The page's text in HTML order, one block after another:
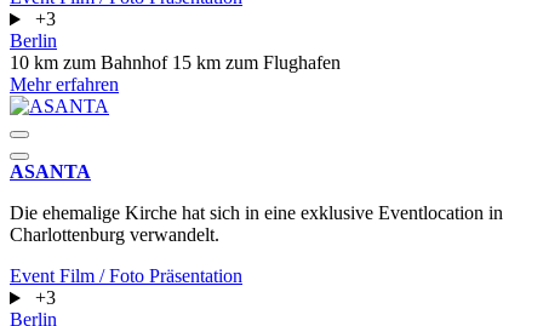
+3
Berlin
10 km zum Bahnhof 15 km zum Flughafen
Mehr erfahren
ASANTA
Die ehemalige Kirche hat sich in eine exklusive Eventlocation in
Charlottenburg verwandelt.
Event Film / Foto Präsentation
+3
Berlin